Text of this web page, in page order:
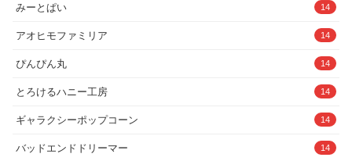
みーとぱい 14
アオヒモファミリア 14
ぴんぴん丸 14
とろけるハニー工房 14
ギャラクシーポップコーン 14
バッドエンドドリーマー 14